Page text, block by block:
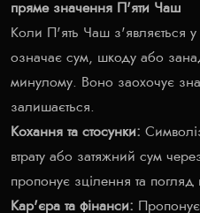
пряме значення П'яти Чаш
Коли П'ять Чаш з'являється
означає сум, шкоду або
минулому. Воно заохочує
залишається.
Кохання та стосунки:
втрату або затяжний сум
пропонує зцілення та погляд
Кар'єра та фінанси: